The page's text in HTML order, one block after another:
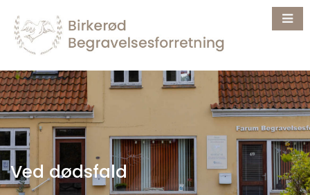
Ved dødsfald